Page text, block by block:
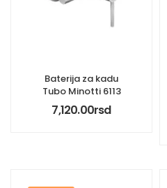
Baterija za kadu
Tubo Minotti 6113
7,120.00rsd